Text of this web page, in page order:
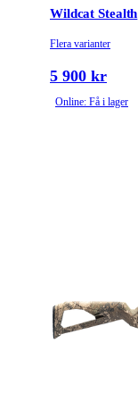
Wildcat Stealth
Flera varianter
5 900 kr
Online: Få i lager